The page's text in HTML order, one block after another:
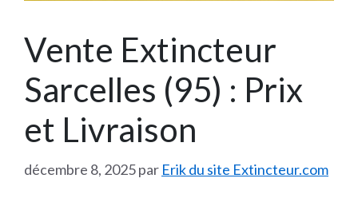
Vente Extincteur
Sarcelles (95) : Prix
et Livraison
décembre 8, 2025par Erik du site Extincteur.com